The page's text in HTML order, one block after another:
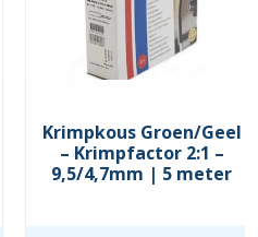
Krimpkous Groen/Geel
– Krimpfactor 2:1 –
9,5/4,7mm | 5 meter